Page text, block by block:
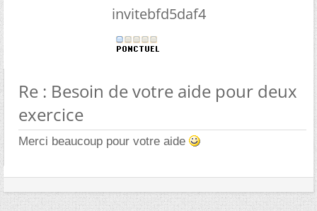
invitebfd5daf4
Re : Besoin de votre aide pour deux
exercice
Merci beaucoup pour votre aide